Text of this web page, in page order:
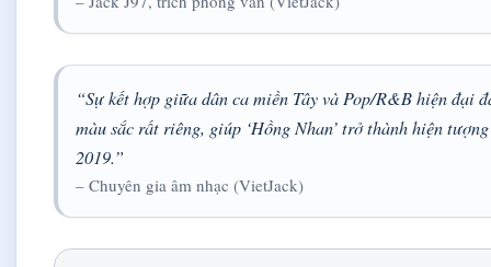
“Sự kết hợp giữa dân ca miền Tây và Pop/R&B hiện đại
màu sắc rất riêng, giúp ‘Hồng Nhan’ trở thành hiện tượng
2019.”
– Chuyên gia âm nhạc (VietJack)